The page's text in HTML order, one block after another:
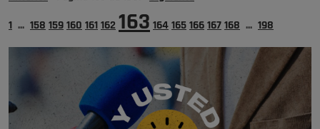
1 ... 158 159 160 161 162 163 164 165 166 167 168 ... 198